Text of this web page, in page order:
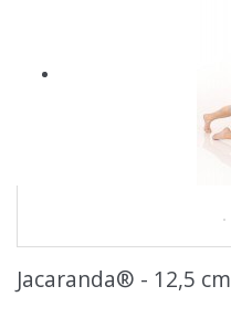
Jacaranda® - 12,5 cm